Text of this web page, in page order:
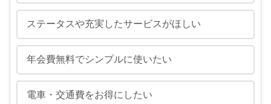
ステータスや充実したサービスがほしい
年会費無料でシンプルに使いたい
電車・交通費をお得にしたい